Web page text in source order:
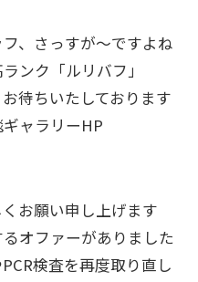
、さっすが～ですよね
ンク「ルリバフ」
待ちいたしております
ャラリーHP
お願い申し上げます
オファーがありました
検査を再度取り直し